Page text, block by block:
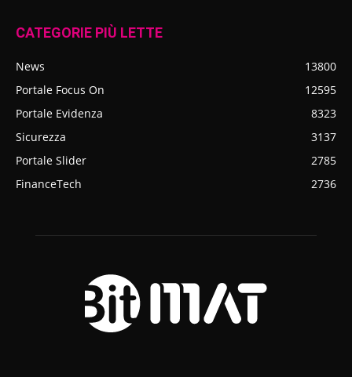
CATEGORIE PIÙ LETTE
News
13800
Portale Focus On
12595
Portale Evidenza
8323
Sicurezza
3137
Portale Slider
2785
FinanceTech
2736